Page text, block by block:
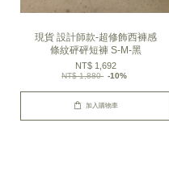
現貨 設計師款-超修飾西褲感
條紋砰砰短褲 S-M-黑
NT$ 1,692
NT$ 1,880 -10%
加入購物車